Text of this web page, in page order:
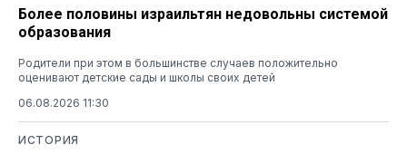
Более половины израильтян недовольны системой
образования
Родители при этом в большинстве случаев положительно
оценивают детские сады и школы своих детей
06.08.2026 11:30
ИСТОРИЯ